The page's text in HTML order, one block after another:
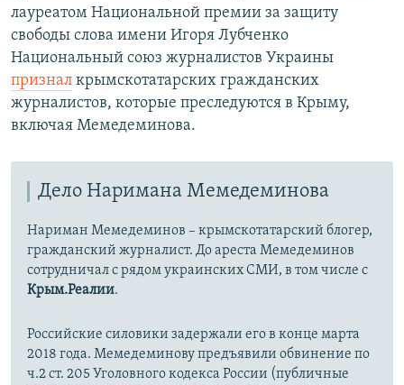
лауреатом Национальной премии за защиту
свободы слова имени Игоря Лубченко
Национальный союз журналистов Украины
признал крымскотатарских гражданских
журналистов, которые преследуются в Крыму,
включая Мемедеминова.
Дело Наримана Мемедеминова
Нариман Мемедеминов – крымскотатарский блогер,
гражданский журналист. До ареста Мемедеминов
сотрудничал с рядом украинских СМИ, в том числе с
Крым.Реалии.
Российские силовики задержали его в конце марта
2018 года. Мемедеминову предъявили обвинение по
ч.2 ст. 205 Уголовного кодекса России (публичные